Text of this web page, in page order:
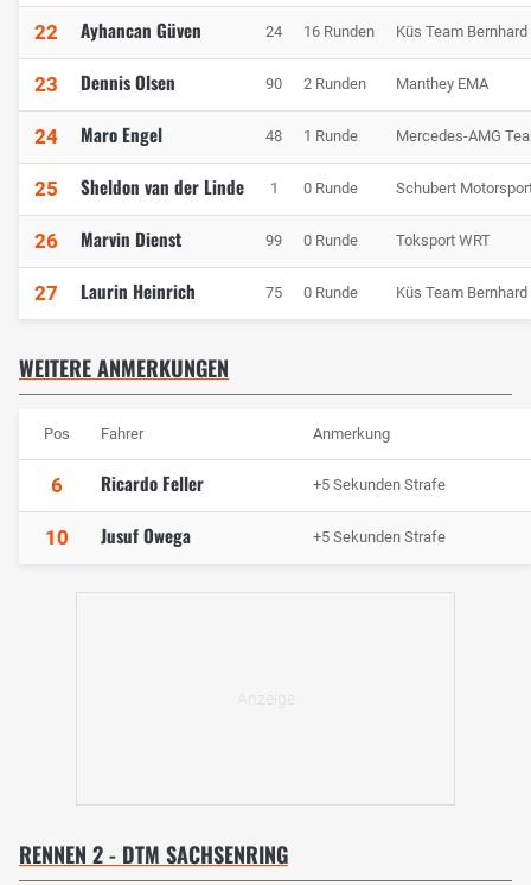
22 Ayhancan Güven 24 16 Runden Küs Team Bernhard
23 Dennis Olsen 90 2 Runden Manthey EMA
24 Maro Engel 48 1 Runde Mercedes-AMG
25 Sheldon van der Linde 1 0 Runde Schubert
26 Marvin Dienst 99 0 Runde Toksport WRT
27 Laurin Heinrich 75 0 Runde Küs Team Bernhard
WEITERE ANMERKUNGEN
Pos Fahrer Anmerkung
6 Ricardo Feller +5 Sekunden Strafe
10 Jusuf Owega +5 Sekunden Strafe
RENNEN 2 - DTM SACHSENRING